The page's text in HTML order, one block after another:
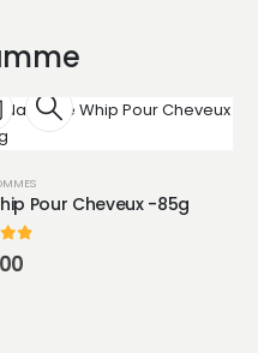
Pour Cheveux -85g